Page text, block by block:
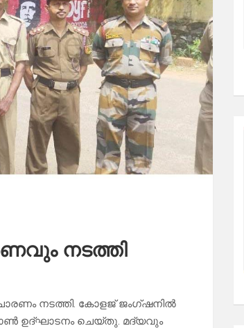
നടത്തി
നടത്തി. കോളജ് ജംഗ്ഷനിൽ
ഉദ്ഘാടനം ചെയ്തു. മദ്യവും